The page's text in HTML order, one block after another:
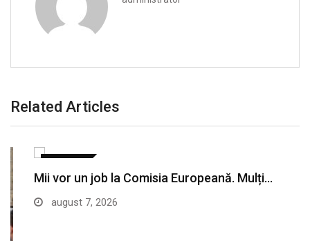
Related Articles
Mii vor un job la Comisia Europeană. Mulți…
august 7, 2026